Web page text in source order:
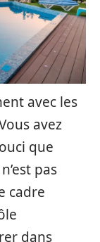
avec les
avez
que
pas
cadre
dans